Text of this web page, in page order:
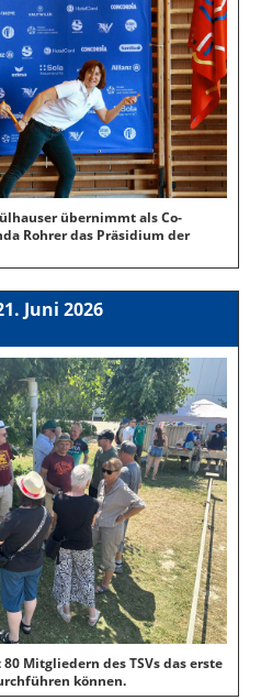
übernimmt als Co-
Rohrer das Präsidium der
Juni 2026
Mitgliedern des TSVs das erste
können.